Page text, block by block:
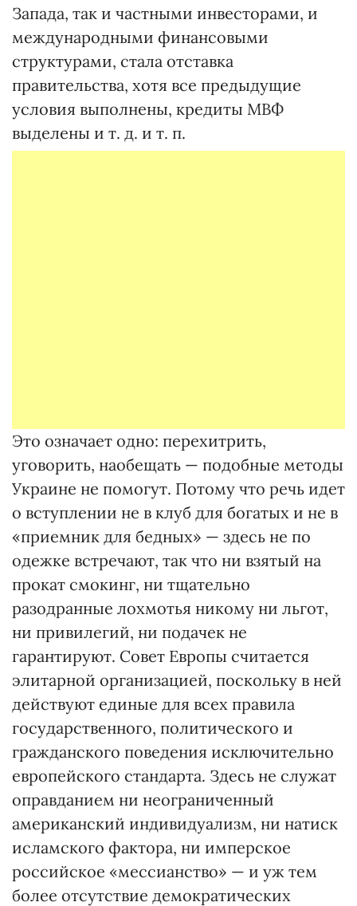
Запада, так и частными инвесторами, и
международными финансовыми
структурами, стала отставка
правительства, хотя все предыдущие
условия выполнены, кредиты МВФ
выделены и т. д. и т. п.
Это означает одно: перехитрить,
уговорить, наобещать — подобные методы
Украине не помогут. Потому что речь идет
о вступлении не в клуб для богатых и не в
«приемник для бедных» — здесь не по
одежке встречают, так что ни взятый на
прокат смокинг, ни тщательно
разодранные лохмотья никому ни льгот,
ни привилегий, ни подачек не
гарантируют. Совет Европы считается
элитарной организацией, поскольку в ней
действуют единые для всех правила
государственного, политического и
гражданского поведения исключительно
европейского стандарта. Здесь не служат
оправданием ни неограниченный
американский индивидуализм, ни натиск
исламского фактора, ни имперское
российское «мессианство» — и уж тем
более отсутствие демократических